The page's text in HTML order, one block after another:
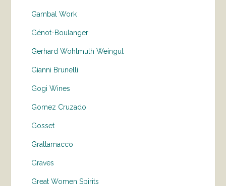
Gambal Work
Génot-Boulanger
Gerhard Wohlmuth Weingut
Gianni Brunelli
Gogi Wines
Gomez Cruzado
Gosset
Grattamacco
Graves
Great Women Spirits